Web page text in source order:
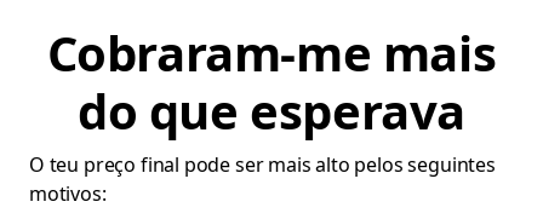
Cobraram-me mais
do que esperava
O teu preço final pode ser mais alto pelos seguintes
motivos: